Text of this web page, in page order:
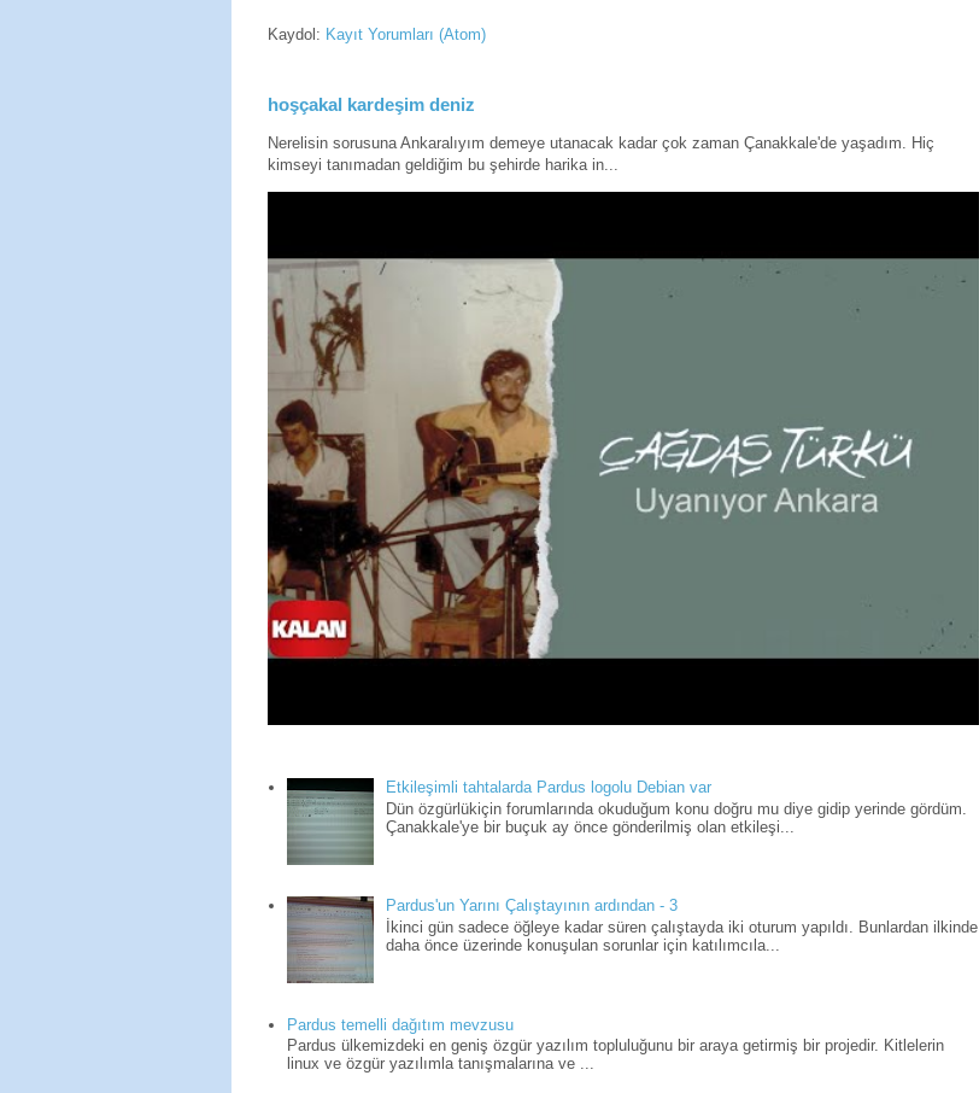
Kaydol: Kayıt Yorumları (Atom)
hoşçakal kardeşim deniz
Nerelisin sorusuna Ankaralıyım demeye utanacak kadar çok zaman Çanakkale'de yaşadım. Hiç
kimseyi tanımadan geldiğim bu şehirde harika in...
Etkileşimli tahtalarda Pardus logolu Debian var
Dün özgürlükiçin forumlarında okuduğum konu doğru mu diye gidip yerinde gördüm.
Çanakkale'ye bir buçuk ay önce gönderilmiş olan etkileşi...
Pardus'un Yarını Çalıştayının ardından - 3
İkinci gün sadece öğleye kadar süren çalıştayda iki oturum yapıldı. Bunlardan ilkinde
daha önce üzerinde konuşulan sorunlar için katılımcıla...
Pardus temelli dağıtım mevzusu
Pardus ülkemizdeki en geniş özgür yazılım topluluğunu bir araya getirmiş bir projedir. Kitlelerin
linux ve özgür yazılımla tanışmalarına ve ...